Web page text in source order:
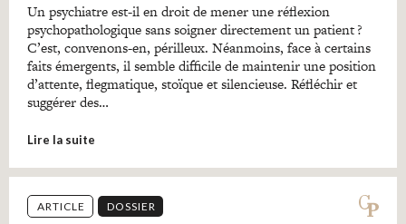
Un psychiatre est-il en droit de mener une réflexion
psychopathologique sans soigner directement un patient ?
C’est, convenons-en, périlleux. Néanmoins, face à certains
faits émergents, il semble difficile de maintenir une position
d’attente, flegmatique, stoïque et silencieuse. Réfléchir et
suggérer des…
Lire la suite
ARTICLE DOSSIER